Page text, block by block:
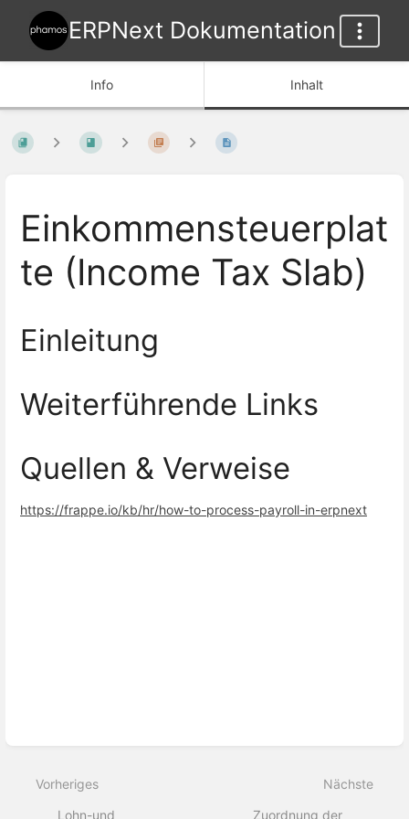
ERPNext Dokumentation
Info Inhalt
Einkommensteuerplat
te (Income Tax Slab)
Einleitung
Weiterführende Links
Quellen & Verweise
https://frappe.io/kb/hr/how-to-process-payroll-in-erpnext
Vorheriges
Lohn-und
Nächste
Zuordnung der